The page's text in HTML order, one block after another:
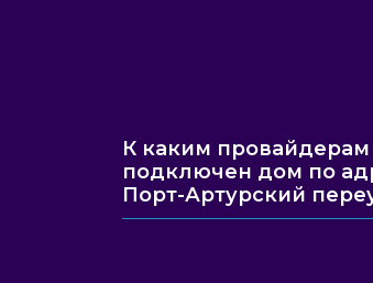
К каким провайдерам
подключен дом по
Порт-Артурский